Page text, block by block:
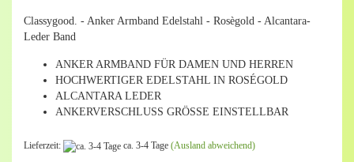
Classygood. - Anker Armband Edelstahl - Rosègold - Alcantara-
Leder Band
ANKER ARMBAND FÜR DAMEN UND HERREN
HOCHWERTIGER EDELSTAHL IN ROSÉGOLD
ALCANTARA LEDER
ANKERVERSCHLUSS GRÖSSE EINSTELLBAR
Lieferzeit: ca. 3-4 Tage (Ausland abweichend)